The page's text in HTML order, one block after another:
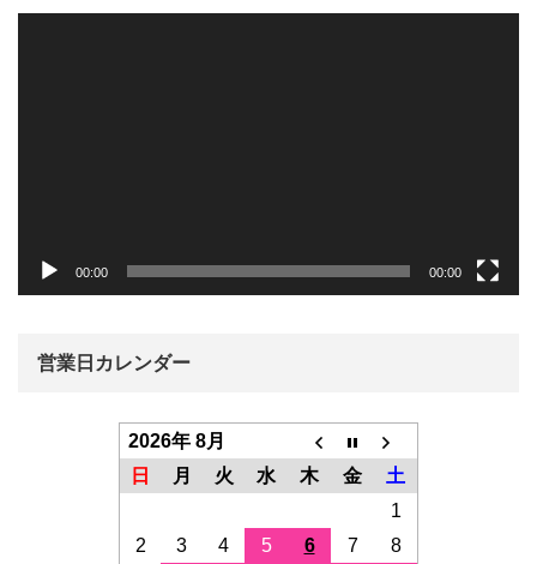
00:00 00:00
営業日カレンダー
2026年 8月
日
月 火 水 木 金
土
1
2
3 4 5 6 7 8